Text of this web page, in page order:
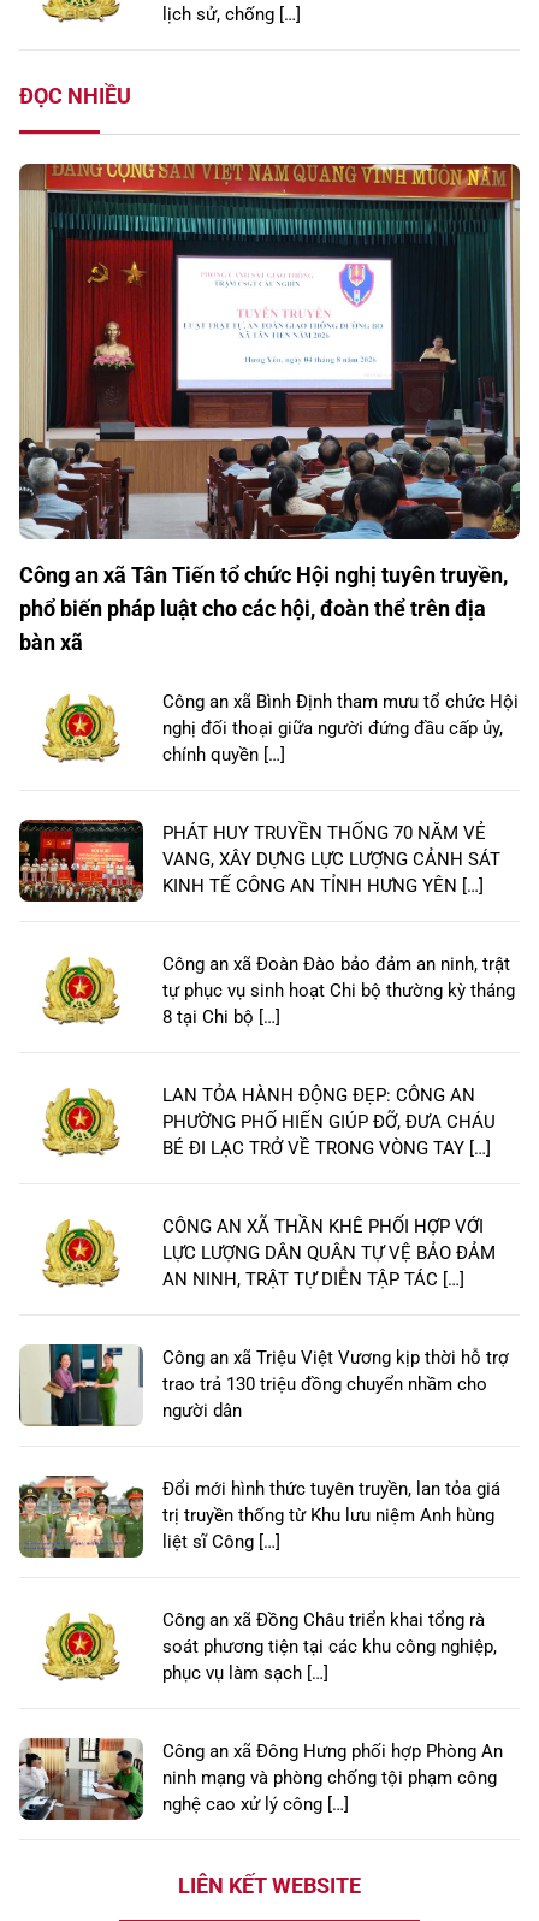
lịch sử, chống […]
ĐỌC NHIỀU
Công an xã Tân Tiến tổ chức Hội nghị tuyên truyền,
phổ biến pháp luật cho các hội, đoàn thể trên địa
bàn xã
Công an xã Bình Định tham mưu tổ chức Hội
nghị đối thoại giữa người đứng đầu cấp ủy,
chính quyền […]
PHÁT HUY TRUYỀN THỐNG 70 NĂM VẺ
VANG, XÂY DỰNG LỰC LƯỢNG CẢNH SÁT
KINH TẾ CÔNG AN TỈNH HƯNG YÊN […]
Công an xã Đoàn Đào bảo đảm an ninh, trật
tự phục vụ sinh hoạt Chi bộ thường kỳ tháng
8 tại Chi bộ […]
LAN TỎA HÀNH ĐỘNG ĐẸP: CÔNG AN
PHƯỜNG PHỐ HIẾN GIÚP ĐỠ, ĐƯA CHÁU
BÉ ĐI LẠC TRỞ VỀ TRONG VÒNG TAY […]
CÔNG AN XÃ THẦN KHÊ PHỐI HỢP VỚI
LỰC LƯỢNG DÂN QUÂN TỰ VỆ BẢO ĐẢM
AN NINH, TRẬT TỰ DIỄN TẬP TÁC […]
Công an xã Triệu Việt Vương kịp thời hỗ trợ
trao trả 130 triệu đồng chuyển nhầm cho
người dân
Đổi mới hình thức tuyên truyền, lan tỏa giá
trị truyền thống từ Khu lưu niệm Anh hùng
liệt sĩ Công […]
Công an xã Đồng Châu triển khai tổng rà
soát phương tiện tại các khu công nghiệp,
phục vụ làm sạch […]
Công an xã Đông Hưng phối hợp Phòng An
ninh mạng và phòng chống tội phạm công
nghệ cao xử lý công […]
LIÊN KẾT WEBSITE